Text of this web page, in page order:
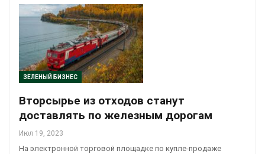
ЗЕЛЕНЫЙ БИЗНЕС
Вторсырье из отходов станут
доставлять по железным дорогам
Июл 19, 2023
На электронной торговой площадке по купле-продаже